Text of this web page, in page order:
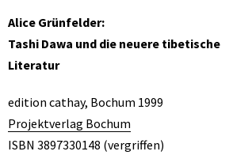
Alice Grünfelder:
Tashi Dawa und die neuere tibetische
Literatur
edition cathay, Bochum 1999
Projektverlag Bochum
ISBN 3897330148 (vergriffen)